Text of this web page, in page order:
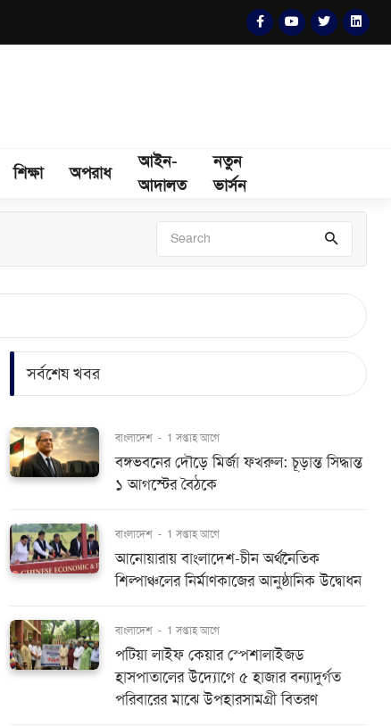
শিক্ষা অপরাধ
আইন-
আদালত
নতুন
ভার্সন
সর্বশেষ খবর
বাংলাদেশ - 1 সপ্তাহ আগে
বঙ্গভবনের দৌড়ে মির্জা ফখরুল: চূড়ান্ত সিদ্ধান্ত
১ আগস্টের বৈঠকে
বাংলাদেশ - 1 সপ্তাহ আগে
আনোয়ারায় বাংলাদেশ-চীন অর্থনৈতিক
শিল্পাঞ্চলের নির্মাণকাজের আনুষ্ঠানিক উদ্বোধন
বাংলাদেশ - 1 সপ্তাহ আগে
পটিয়া লাইফ কেয়ার স্পেশালাইজড
হাসপাতালের উদ্যোগে ৫ হাজার বন্যাদুর্গত
পরিবারের মাঝে উপহারসামগ্রী বিতরণ